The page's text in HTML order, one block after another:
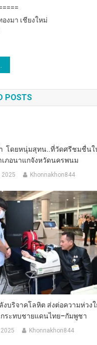
งมา เชียงใหม่
POSTS
า โดยหนุ่มสุทน..ที่วัดศรีชมชื่
ภอนาแกจังหวัดนครพนม
Khonnakhon844
บริจาคโลหิต ส่งต่อความห่วง
ระทบชายแดนไทย–กัมพูชา
Khonnakhon844